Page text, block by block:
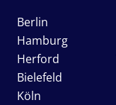
Berlin
Hamburg
Herford
Bielefeld
Köln